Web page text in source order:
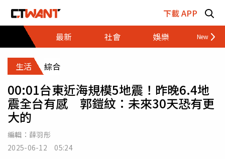
下載 APP
最新
社會 娛樂 財經
生活 綜合
00:01台東近海規模5地震！昨晚6.4地
震全台有感 郭鎧紋：未來30天恐有更
大的
編輯： 薛羽彤
2025-06-12 05:24